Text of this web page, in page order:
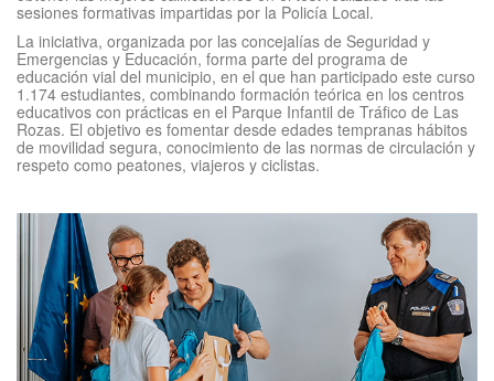
sesiones formativas impartidas por la Policía Local.
La iniciativa, organizada por las concejalías de Seguridad y
Emergencias y Educación, forma parte del programa de
educación vial del municipio, en el que han participado este curso
1.174 estudiantes, combinando formación teórica en los centros
educativos con prácticas en el Parque Infantil de Tráfico de Las
Rozas. El objetivo es fomentar desde edades tempranas hábitos
de movilidad segura, conocimiento de las normas de circulación y
respeto como peatones, viajeros y ciclistas.